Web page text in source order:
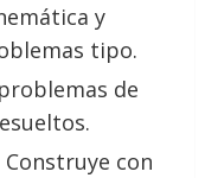
y
tipo.
de
con